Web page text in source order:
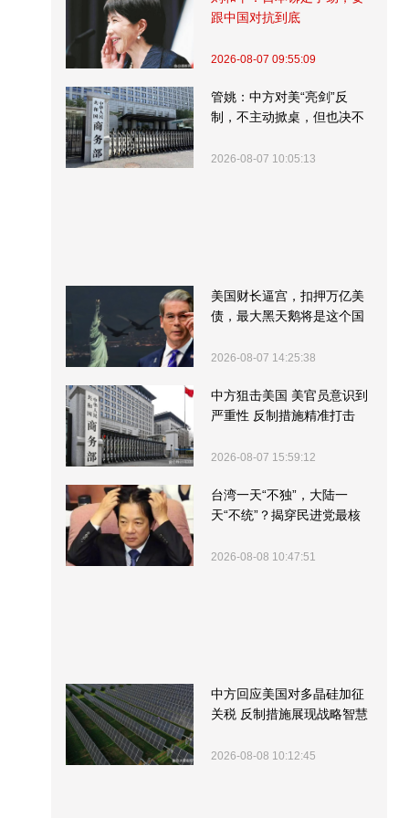
跟中国对抗到底
2026-08-07 09:55:09
管姚：中方对美“亮剑”反
制，不主动掀桌，但也决不
2026-08-07 10:05:13
美国财长逼宫，扣押万亿美
债，最大黑天鹅将是这个国
2026-08-07 14:25:38
中方狙击美国 美官员意识到
严重性 反制措施精准打击
2026-08-07 15:59:12
台湾一天“不独”，大陆一
天“不统”？揭穿民进党最核
2026-08-08 10:47:51
中方回应美国对多晶硅加征
关税 反制措施展现战略智慧
2026-08-08 10:12:45